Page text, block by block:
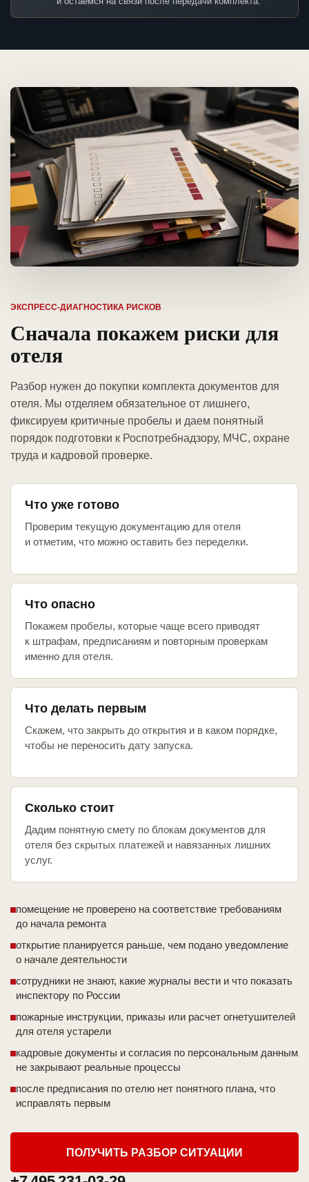
ЭКСПРЕСС-ДИАГНОСТИКА РИСКОВ
Сначала покажем риски для
отеля
Разбор нужен до покупки комплекта документов для
отеля. Мы отделяем обязательное от лишнего,
фиксируем критичные пробелы и даем понятный
порядок подготовки к Роспотребнадзору, МЧС, охране
труда и кадровой проверке.
Что уже готово
Проверим текущую документацию для отеля
и отметим, что можно оставить без переделки.
Что опасно
Покажем пробелы, которые чаще всего приводят
к штрафам, предписаниям и повторным проверкам
именно для отеля.
Что делать первым
Скажем, что закрыть до открытия и в каком порядке,
чтобы не переносить дату запуска.
Сколько стоит
Дадим понятную смету по блокам документов для
отеля без скрытых платежей и навязанных лишних
услуг.
помещение не проверено на соответствие требованиям
до начала ремонта
открытие планируется раньше, чем подано уведомление
о начале деятельности
сотрудники не знают, какие журналы вести и что показать
инспектору по России
пожарные инструкции, приказы или расчет огнетушителей
для отеля устарели
кадровые документы и согласия по персональным данным
не закрывают реальные процессы
после предписания по отелю нет понятного плана, что
исправлять первым
ПОЛУЧИТЬ РАЗБОР СИТУАЦИИ